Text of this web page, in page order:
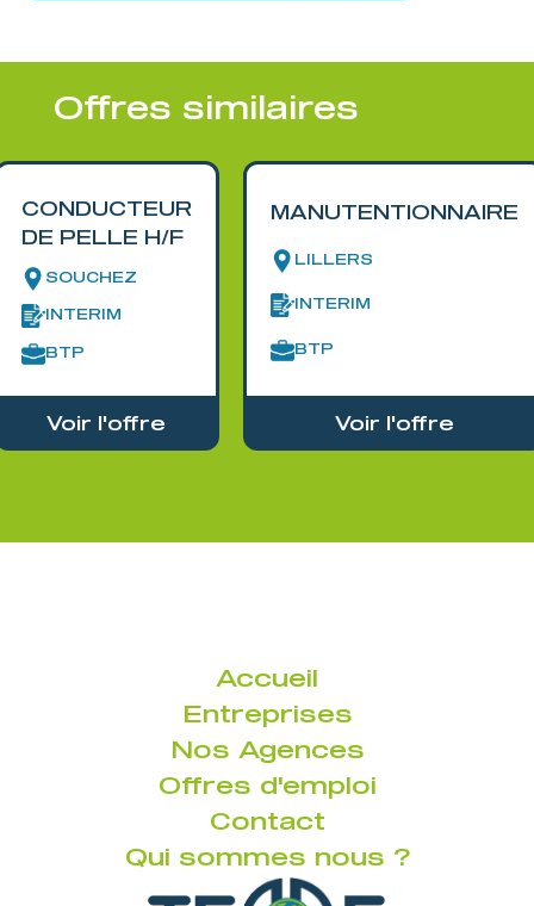
Offres similaires
CONDUCTEUR
DE PELLE H/F
SOUCHEZ
INTERIM
BTP
Voir l'offre
MANUTENTIONNAIRE
LILLERS
INTERIM
BTP
Voir l'offre
Accueil
Entreprises
Nos Agences
Offres d'emploi
Contact
Qui sommes nous ?